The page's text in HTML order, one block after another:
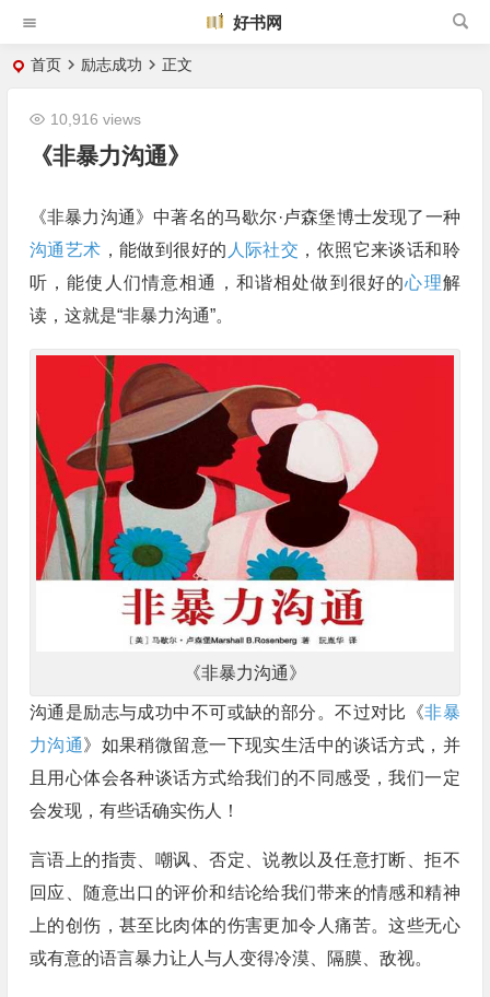
好书网
首页 励志成功 正文
《非暴力沟通》
10,916 views
《非暴力沟通》中著名的马歇尔·卢森堡博士发现了一种
沟通艺术 ，能做到很好的 人际社交 ，依照它来谈话和聆
听，能使人们情意相通，和谐相处做到很好的心理解
读，这就是“非暴力沟通”。
《非暴力沟通》
沟通是励志与成功中不可或缺的部分。不过对比《非暴
力沟通》如果稍微留意一下现实生活中的谈话方式，并
且用心体会各种谈话方式给我们的不同感受，我们一定
会发现，有些话确实伤人！
言语上的指责、嘲讽、否定、说教以及任意打断、拒不
回应、随意出口的评价和结论给我们带来的情感和精神
上的创伤，甚至比肉体的伤害更加令人痛苦。这些无心
或有意的语言暴力让人与人变得冷漠、隔膜、敌视。